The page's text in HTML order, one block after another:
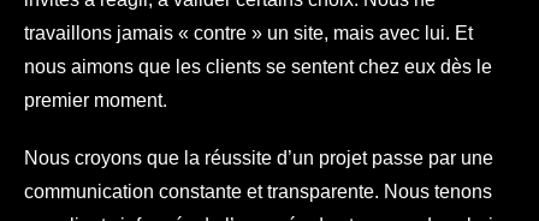
travaillons jamais « contre » un site, mais avec lui. Et
nous aimons que les clients se sentent chez eux dès le
premier moment.
Nous croyons que la réussite d’un projet passe par une
communication constante et transparente. Nous tenons